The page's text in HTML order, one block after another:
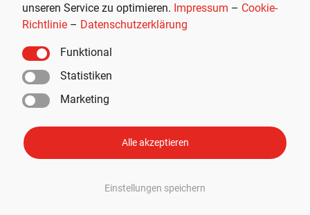
unseren Service zu optimieren. Impressum – Cookie-
Richtlinie – Datenschutzerklärung
Funktional
Statistiken
Marketing
Alle akzeptieren
Einstellungen speichern
Empfohlen